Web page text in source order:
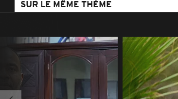
SUR LE MÊME THÈME